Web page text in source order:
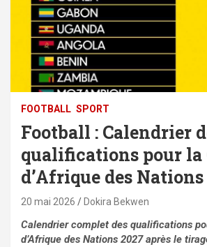
FOOTBALL SPORT
Football : Calendrier
qualifications pour la
d’Afrique des Nations
20 mai 2026 Dokira Bekwen
Calendrier complet des qualifications
d’Afrique des Nations 2027 après le